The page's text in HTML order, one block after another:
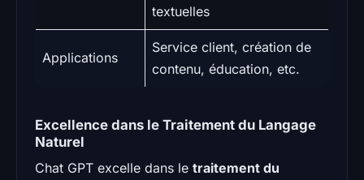
textuelles
Applications
Service client, création de
contenu, éducation, etc.
Excellence dans le Traitement du Langage
Naturel
Chat GPT excelle dans le traitement du